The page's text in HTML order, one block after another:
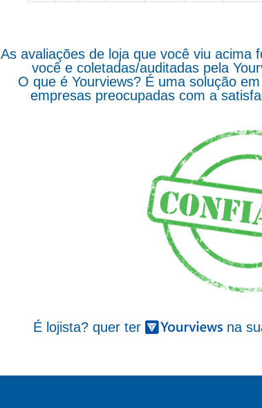
As avaliações de loja que você viu acima
você e coletadas/auditadas pela
O que é Yourviews? É uma solução
empresas preocupadas com a
É lojista? quer ter na